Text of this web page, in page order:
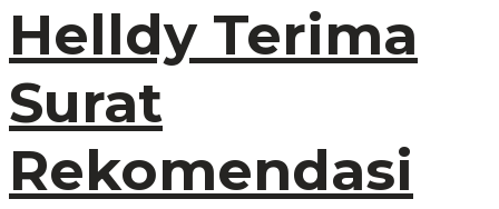
Helldy Terima
Surat
Rekomendasi